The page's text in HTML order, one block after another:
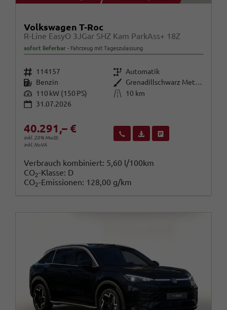
Volkswagen T-Roc
R-Line EasyO 3JGar SHZ Kam ParkAss+ 18Z
sofort lieferbar Fahrzeug mit Tageszulassung
Fahrzeugnr. 114157 Getriebe Automatik
Kraftstoff Benzin Außenfarbe
Grenadillschwarz Metallic
Leistung 110 kW (150 PS) Kilometerstand
10 km
31.07.2026
40.291,– €
inkl. 20% MwSt.
inkl. NoVA
Wir rufen Sie anFahrzeugexposé (PDF)
Verbrauch kombiniert: 5,60 l/100km
CO2-Klasse: D
CO2-Emissionen: 128,00 g/km